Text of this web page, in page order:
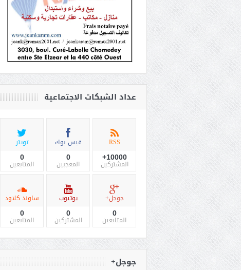
عداد الشبكات الاجتماعية
RSS
10000+
المشتركين
فيس بوك
0
المعجبين
تويتر
0
المتابعين
جوجل+
0
المتابعين
يوتيوب
0
المشتركين
ساوند كلاود
0
المتابعين
جوجل+